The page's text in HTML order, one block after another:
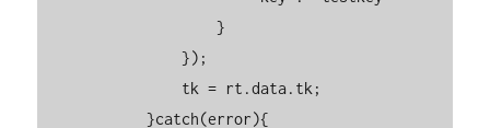
                    }
                });
            }catch(error){